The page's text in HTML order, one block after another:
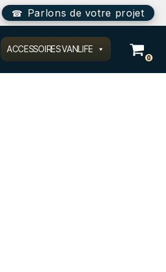
Parlons de votre projet
ACCESSOIRES VANLIFE
0